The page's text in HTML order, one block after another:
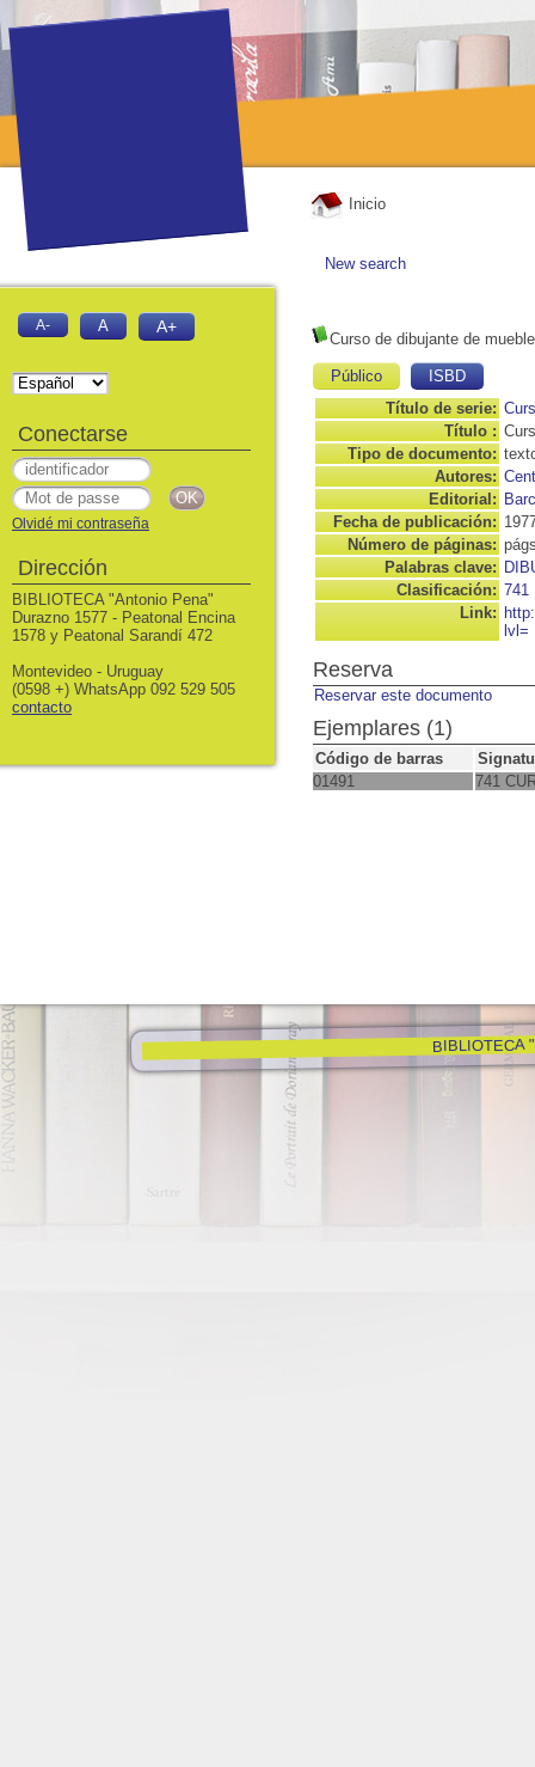
Inicio
New search
Curso de dibujante de
Público
ISBD
Título de serie:
Título :
Tipo de documento:
Autores:
Editorial:
Fecha de publicación:
Número de páginas:
Palabras clave:
Clasificación: 741
Link:
lvl=
Reserva
Reservar este documento
Ejemplares (1)
Código de barras
01491
741
BIBLIOTECA
A- A A+
Conectarse
Olvidé mi contraseña
Dirección
BIBLIOTECA "Antonio Pena"
Durazno 1577 - Peatonal Encina
1578 y Peatonal Sarandí 472
Montevideo - Uruguay
(0598 +) WhatsApp 092 529 505
contacto